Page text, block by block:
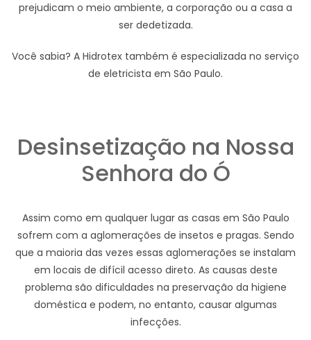
prejudicam o meio ambiente, a corporação ou a casa a
ser dedetizada.
Você sabia? A Hidrotex também é especializada no serviço
de eletricista em São Paulo.
Desinsetização na Nossa
Senhora do Ó
Assim como em qualquer lugar as casas em São Paulo
sofrem com a aglomerações de insetos e pragas. Sendo
que a maioria das vezes essas aglomerações se instalam
em locais de difícil acesso direto. As causas deste
problema são dificuldades na preservação da higiene
doméstica e podem, no entanto, causar algumas
infecções.